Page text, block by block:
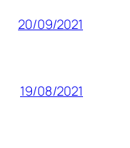
20/09/2021
19/08/2021